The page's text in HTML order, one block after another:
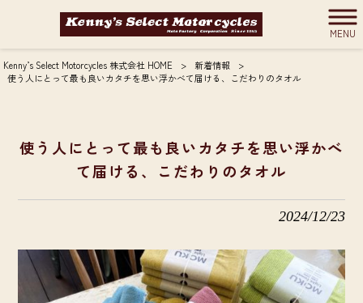
MENU
Kenny’s Select Motorcycles 株式会社 HOME > 新着情報
>
使う人にとって最も良いカタチを思い浮かべて届ける、こだわりのタオル
使う人にとって最も良いカタチを思い浮かべ
て届ける、こだわりのタオル
2024/12/23